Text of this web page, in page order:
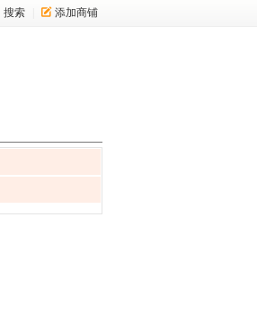
搜索 添加商铺